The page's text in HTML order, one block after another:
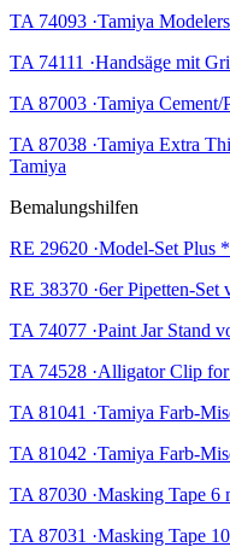
TA 74093 ·Tamiya
TA 74111 ·Handsäge mit
TA 87003 ·Tamiya
TA 87038 ·Tamiya Extra
Tamiya
Bemalungshilfen
RE 29620 ·Model-Set Plus
RE 38370 ·6er Pipetten-Set
TA 74077 ·Paint Jar Stand
TA 74528 ·Alligator Clip
TA 81041 ·Tamiya Farb-
TA 81042 ·Tamiya Farb-
TA 87030 ·Masking Tape 6
TA 87031 ·Masking Tape